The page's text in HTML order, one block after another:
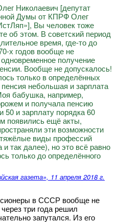
Николаевич [депутат
Думы от КПРФ Олег
Вы человек тоже
об этом. В советский период
время, где-то до
х годов вообще не
получение
Вообще не допускалось!
только в определённых
небольшая и зарплата
бабушка, например,
и получала пенсию
50 и зарплату порядка 60
появились ещё акты,
эти возможности
виды профессий
и так далее), но это всё равно
только до определённого
газета», 11 апреля 2018 г.
в СССР вообще не
три года решил
запутался. Из его